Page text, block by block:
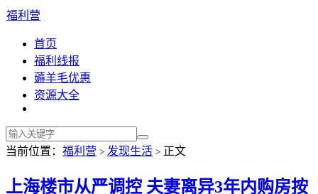
福利营
首页
福利线报
薅羊毛优惠
资源大全
当前位置： 福利营 > 发现生活 > 正文
上海楼市从严调控 夫妻离异3年内购房按